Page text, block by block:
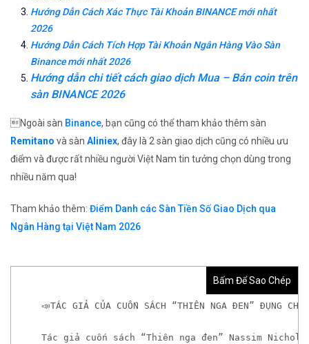
Hướng Dẫn Cách Xác Thực Tài Khoản BINANCE mới nhất
2026
Hướng Dẫn Cách Tích Hợp Tài Khoản Ngân Hàng Vào Sàn
Binance mới nhất 2026
Hướng dẫn chi tiết cách giao dịch Mua – Bán coin trên
sàn BINANCE 2026
Ngoài sàn Binance, bạn cũng có thể tham khảo thêm sàn
Remitano và sàn Aliniex, đây là 2 sàn giao dịch cũng có nhiều ưu
điểm và được rất nhiều người Việt Nam tin tưởng chọn dùng trong
nhiều năm qua!
Tham khảo thêm: Điểm Danh các Sàn Tiền Số Giao Dịch qua
Ngân Hàng tại Việt Nam 2026
Bấm Để Sao Chép
📣TÁC GIẢ CỦA CUỐN SÁCH “THIÊN NGA ĐEN” ĐỤNG
Tác giả cuốn sách “Thiên nga đen” Nassim